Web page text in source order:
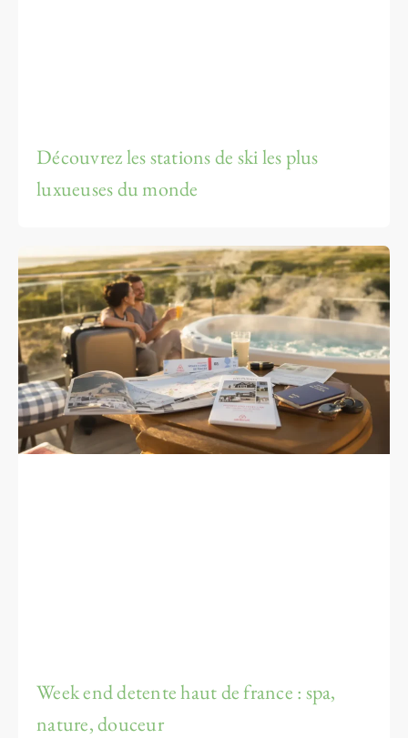
Découvrez les stations de ski les plus
luxueuses du monde
Week end detente haut de france : spa,
nature, douceur